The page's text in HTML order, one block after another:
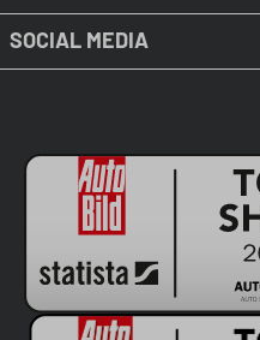
SOCIAL MEDIA